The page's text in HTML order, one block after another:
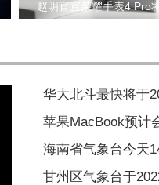
赵明官宣荣耀手表4 Pro
华大北斗最快将于
苹果MacBook预计
海南省气象台今天
甘州区气象台于